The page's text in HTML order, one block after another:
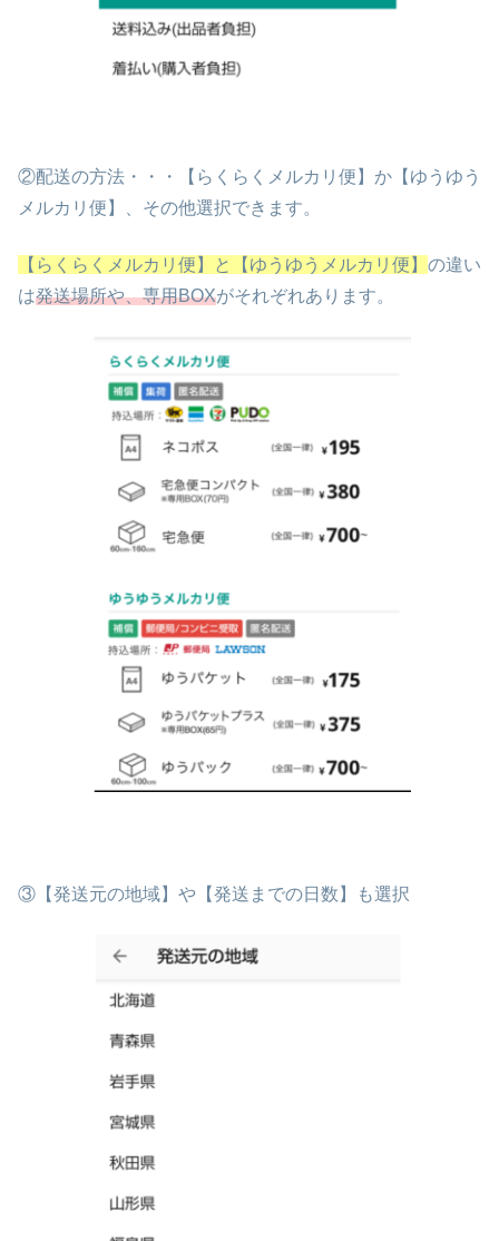
②配送の方法・・・【らくらくメルカリ便】か【ゆうゆう
メルカリ便】、その他選択できます。
【らくらくメルカリ便】と【ゆうゆうメルカリ便】 の違い
は発送場所や、専用BOXがそれぞれあります。
③【発送元の地域】や【発送までの日数】も選択